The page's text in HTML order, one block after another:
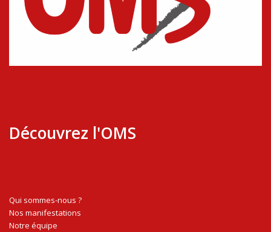
Découvrez l'OMS
Qui sommes-nous ?
Nos manifestations
Notre équipe